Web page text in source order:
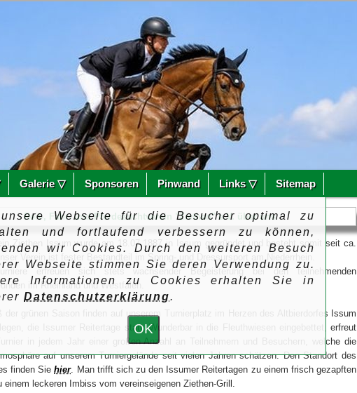
Galerie ▽ Sponsoren Pinwand Links ▽ Sitemap
Reit-, Fahr- und Pferdezuchtverein "Ziethen" e.V. über uns
Ziethen Issum wurde am 18.07.1887 in Issum gegründet und besteht somit seit ca.
Verein ist fester Bestandteil im Spring- und Dressursport am Niederrhein.
erfreuen sich stets wachsender Begeisterung bei den teilnehmenden
im Rheinland und Westfalen.
der grünen Saison finden auf unserem Turnierplatz im Herzen des Altbierdorfes Issum
die Issumer Reitertage statt. Wunderbar in die Fleuthwiesen eingebettet, erfreut
in jedem Jahr einer großen Anzahl an Teilnehmern und Besuchern, welche die
auf unserem Turniergelände seit vielen Jahren schätzen. Den Standort des
finden Siehier. Man trifft sich zu den Issumer Reitertagen zu einem frisch gezapften
einem leckeren Imbiss vom vereinseigenen Ziethen-Grill.
Webseite für die Besucher optimal zu
und fortlaufend verbessern zu können,
wir Cookies. Durch den weiteren Besuch
Webseite stimmen Sie deren Verwendung zu.
Informationen zu Cookies erhalten Sie in
Datenschutzerklärung.
OK